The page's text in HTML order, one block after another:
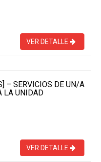
VER DETALLE
– SERVICIOS DE UN/A
LA UNIDAD
VER DETALLE